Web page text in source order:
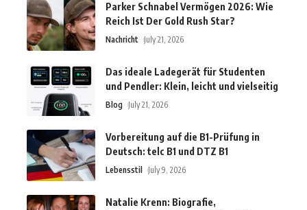
Parker Schnabel Vermögen 2026: Wie
Reich Ist Der Gold Rush Star?
Nachricht July 21, 2026
Das ideale Ladegerät für Studenten
und Pendler: Klein, leicht und vielseitig
Blog July 21, 2026
Vorbereitung auf die B1-Prüfung in
Deutsch: telc B1 und DTZ B1
Lebensstil July 9, 2026
Natalie Krenn: Biografie,